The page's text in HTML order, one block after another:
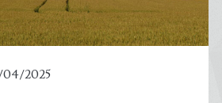
04/2025